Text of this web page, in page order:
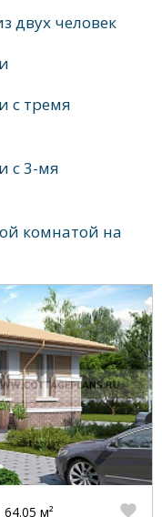
двух человек
с тремя
с 3-мя
комнатой на
64.05 м²